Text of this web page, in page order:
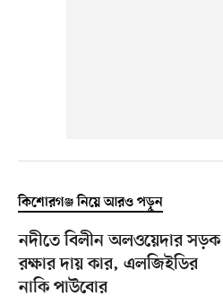
কিশোরগঞ্জ নিয়ে আরও পড়ুন
নদীতে বিলীন অলওয়েদার সড়ক
রক্ষার দায় কার, এলজিইডির
নাকি পাউবোর